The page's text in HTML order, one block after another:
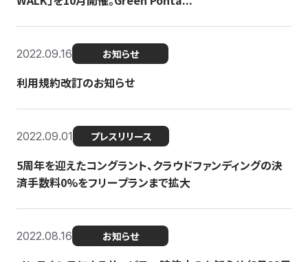
2022.09.16 お知らせ
利用規約改訂のお知らせ
2022.09.01 プレスリリース
5周年を迎えたコングラント、クラウドファンディングの決
済手数料0%をフリープランまで拡大
2022.08.16 お知らせ